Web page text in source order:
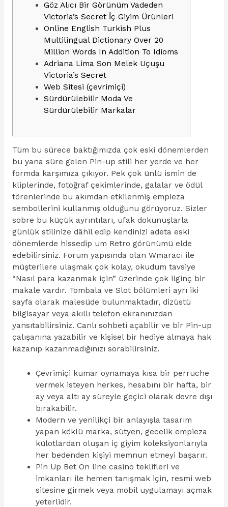
Göz Alıcı Bir Görünüm Vadeden
Victoria’s Secret İç Giyim Ürünleri
Online English Turkish Plus
Multilingual Dictionary Over 20
Million Words In Addition To Idioms
Adriana Lima Son Melek Uçuşu
Victoria’s Secret
Web Sitesi (çevrimiçi)
Sürdürülebilir Moda Ve
Sürdürülebilir Markalar
Tüm bu sürece baktığımızda çok eski dönemlerden
bu yana süre gelen Pin-up stili her yerde ve her
formda karşımıza çıkıyor. Pek çok ünlü ismin de
kliplerinde, fotoğraf çekimlerinde, galalar ve ödül
törenlerinde bu akımdan etkilenmiş empieza
sembollerini kullanmış olduğunu görüyoruz. Sizler
sobre bu küçük ayrıntıları, ufak dokunuşlarla
günlük stilinize dâhil edip kendinizi adeta eski
dönemlerde hissedip um Retro görünümü elde
edebilirsiniz. Forum yapısında olan Wmaracı ile
müşterilere ulaşmak çok kolay, okudum tavsiye
“Nasıl para kazanmak için” üzerinde çok ilginç bir
makale vardır. Tombala ve Slot bölümleri ayrı iki
sayfa olarak malesüde bulunmaktadır, dizüstü
bilgisayar veya akıllı telefon ekranınızdan
yansıtabilirsiniz. Canlı sohbeti açabilir ve bir Pin-up
çalışanına yazabilir ve kişisel bir hediye almaya hak
kazanıp kazanmadığınızı sorabilirsiniz.
Çevrimiçi kumar oynamaya kısa bir perruche
vermek isteyen herkes, hesabını bir hafta, bir
ay veya altı ay süreyle geçici olarak devre dışı
bırakabilir.
Modern ve yenilikçi bir anlayışla tasarım
yapan köklü marka, sütyen, gecelik empieza
külotlardan oluşan iç giyim koleksiyonlarıyla
her bedenden kişiyi memnun etmeyi başarır.
Pin Up Bet On line casino teklifleri ve
imkanları ile hemen tanışmak için, resmi web
sitesine girmek veya mobil uygulamayı açmak
yeterlidir.